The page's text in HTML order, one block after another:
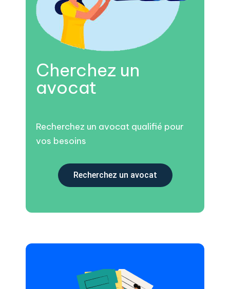
Cherchez un
avocat
Recherchez un avocat qualifié pour
vos besoins
Recherchez un avocat